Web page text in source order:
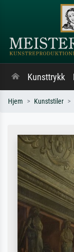
Kunsttrykk
Hjem Kunststiler